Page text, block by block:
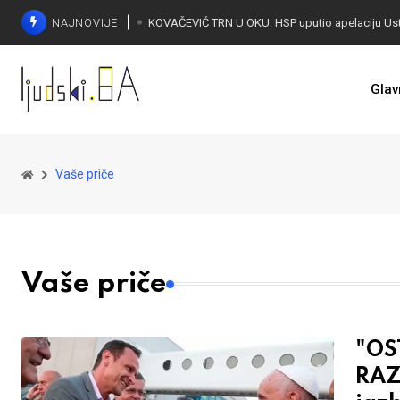
NAJNOVIJE
Vaše priče
Vaše priče